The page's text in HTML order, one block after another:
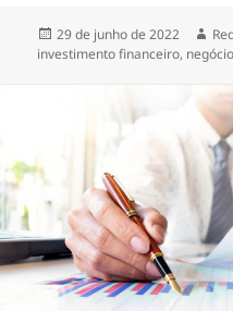
Publicado
em
29 de junho de 2022
investimento financeiro,